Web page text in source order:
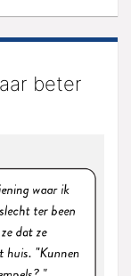
beter